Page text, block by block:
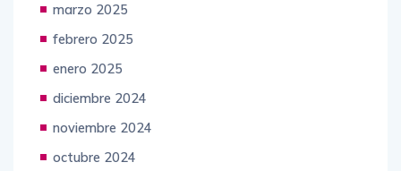
marzo 2025
febrero 2025
enero 2025
diciembre 2024
noviembre 2024
octubre 2024